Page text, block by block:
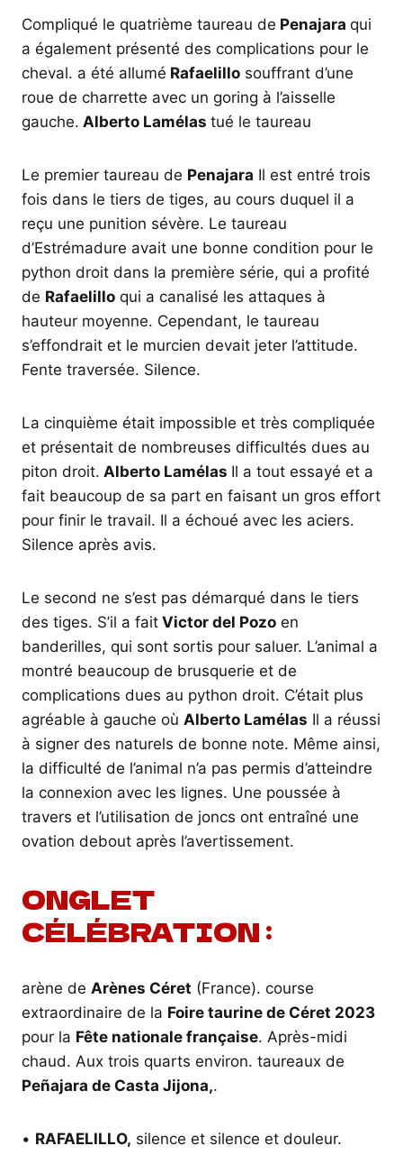
Compliqué le quatrième taureau de Penajara qui
a également présenté des complications pour le
cheval. a été allumé Rafaelillo souffrant d’une
roue de charrette avec un goring à l’aisselle
gauche. Alberto Lamélas tué le taureau
Le premier taureau de Penajara Il est entré trois
fois dans le tiers de tiges, au cours duquel il a
reçu une punition sévère. Le taureau
d’Estrémadure avait une bonne condition pour le
python droit dans la première série, qui a profité
de Rafaelillo qui a canalisé les attaques à
hauteur moyenne. Cependant, le taureau
s’effondrait et le murcien devait jeter l’attitude.
Fente traversée. Silence.
La cinquième était impossible et très compliquée
et présentait de nombreuses difficultés dues au
piton droit. Alberto Lamélas Il a tout essayé et a
fait beaucoup de sa part en faisant un gros effort
pour finir le travail. Il a échoué avec les aciers.
Silence après avis.
Le second ne s’est pas démarqué dans le tiers
des tiges. S’il a fait Victor del Pozo en
banderilles, qui sont sortis pour saluer. L’animal a
montré beaucoup de brusquerie et de
complications dues au python droit. C’était plus
agréable à gauche où Alberto Lamélas Il a réussi
à signer des naturels de bonne note. Même ainsi,
la difficulté de l’animal n’a pas permis d’atteindre
la connexion avec les lignes. Une poussée à
travers et l’utilisation de joncs ont entraîné une
ovation debout après l’avertissement.
ONGLET
CÉLÉBRATION :
arène de Arènes Céret (France). course
extraordinaire de la Foire taurine de Céret 2023
pour la Fête nationale française. Après-midi
chaud. Aux trois quarts environ. taureaux de
Peñajara de Casta Jijona,.
• RAFAELILLO, silence et silence et douleur.